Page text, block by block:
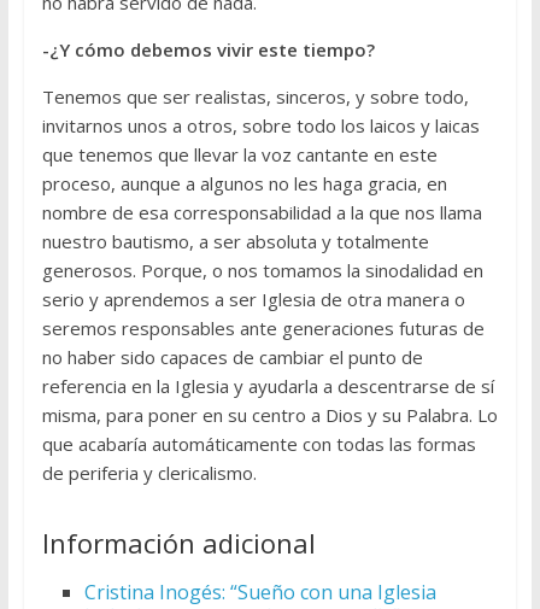
-¿Y cómo debemos vivir este tiempo?
Tenemos que ser realistas, sinceros, y sobre todo,
invitarnos unos a otros, sobre todo los laicos y laicas
que tenemos que llevar la voz cantante en este
proceso, aunque a algunos no les haga gracia, en
nombre de esa corresponsabilidad a la que nos llama
nuestro bautismo, a ser absoluta y totalmente
generosos. Porque, o nos tomamos la sinodalidad en
serio y aprendemos a ser Iglesia de otra manera o
seremos responsables ante generaciones futuras de
no haber sido capaces de cambiar el punto de
referencia en la Iglesia y ayudarla a descentrarse de sí
misma, para poner en su centro a Dios y su Palabra. Lo
que acabaría automáticamente con todas las formas
de periferia y clericalismo.
Información adicional
Cristina Inogés: “Sueño con una Iglesia